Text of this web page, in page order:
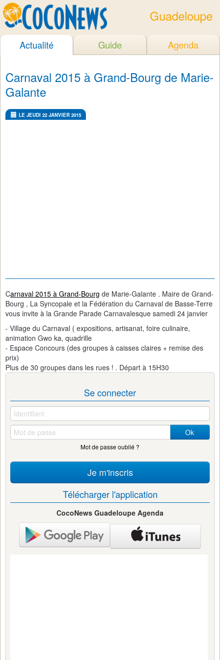
Guadeloupe
Actualité Guide Agenda
Carnaval 2015 à Grand-Bourg de Marie-
Galante
LE JEUDI 22 JANVIER 2015
Carnaval 2015 à Grand-Bourg de Marie-Galante . Maire de Grand-
Bourg , La Syncopale et la Fédération du Carnaval de Basse-Terre
vous invite à la Grande Parade Carnavalesque samedi 24 janvier
- Village du Carnaval ( expositions, artisanat, foire culinaire,
animation Gwo ka, quadrille
- Espace Concours (des groupes à caisses claires + remise des
prix)
Plus de 30 groupes dans les rues ! . Départ à 15H30
Se connecter
Ok
Mot de passe oublié ?
Je m'inscris
Télécharger l'application
CocoNews Guadeloupe Agenda